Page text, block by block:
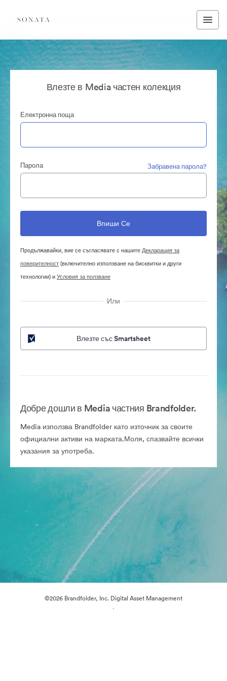
Влезте в Media частен колекция
Електронна поща
Парола Забравена парола?
Продължавайки, вие се съгласявате с нашитеДекларация за
поверителност(включително използване на бисквитки и други
технологии) иУсловия за ползване
Или
Влезте със Smartsheet
Добре дошли в Media частния Brandfolder.
Media използва Brandfolder като източник за своите
официални активи на марката.Моля, спазвайте всички
указания за употреба.
©2026 Brandfolder, Inc. Digital Asset Management
·